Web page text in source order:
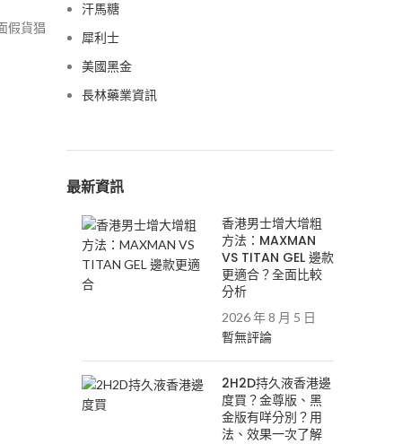
假貨猖
汗馬糖
犀利士
美國黑金
長林藥業資訊
最新資訊
香港男士增大增粗
方法：MAXMAN
VS TITAN GEL 邊款
更適合？全面比較
分析
2026 年 8 月 5 日
暫無評論
2H2D持久液香港邊
度買？金尊版、黑
金版有咩分別？用
法、效果一次了解